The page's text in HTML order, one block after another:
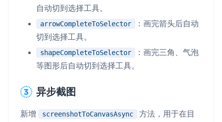
自动切到选择工具。
arrowCompleteToSelector
：画完箭头后自动
切到选择工具。
shapeCompleteToSelector
：画完三角、气泡
等图形后自动切到选择工具。
异步截图
新增 screenshotToCanvasAsync
方法，用于在目